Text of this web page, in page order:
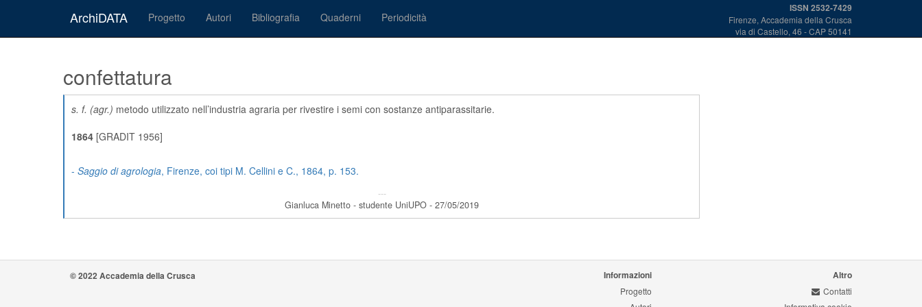
ArchiDATA Progetto Autori Bibliografia Quaderni Periodicità
ISSN 2532-7429
Firenze, Accademia della Crusca
via di Castello, 46 - CAP 50141
confettatura
s. f. (agr.) metodo utilizzato nell’industria agraria per rivestire i semi con sostanze antiparassitarie.
1864 [GRADIT 1956]
- Saggio di agrologia, Firenze, coi tipi M. Cellini e C., 1864, p. 153.
---
Gianluca Minetto - studente UniUPO - 27/05/2019
© 2022 Accademia della Crusca Informazioni
Progetto
Altro
Contatti